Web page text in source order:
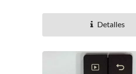
Detalles